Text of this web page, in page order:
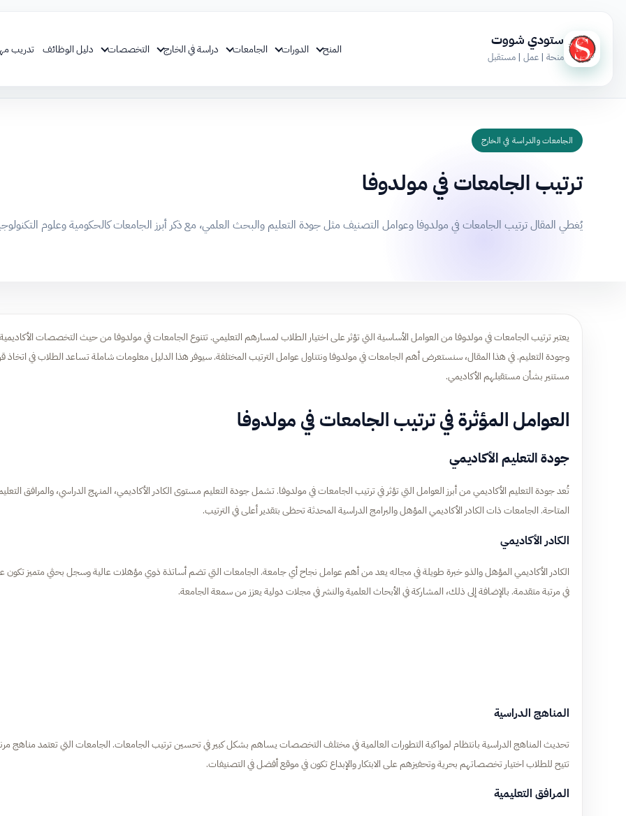
ستودي شووت
منحة | عمل | مستقبل
المنح الدورات الجامعات دراسة في الخارج التخصصات دليل الوظائف تدريب
الجامعات والدراسة في الخارج
ترتيب الجامعات في مولدوفا
يُغطي المقال ترتيب الجامعات في مولدوفا وعوامل التصنيف مثل جودة التعليم والبحث العلمي، مع ذكر أبرز الجامعات كالحكومية وعلوم
يعتبر ترتيب الجامعات في مولدوفا من العوامل الأساسية التي تؤثر على اختيار الطلاب لمسارهم التعليمي. تتنوع الجامعات في مولدوفا من حيث التخصصات الأكاديمية
وجودة التعليم. في هذا المقال، سنستعرض أهم الجامعات في مولدوفا ونتناول عوامل الترتيب المختلفة. سيوفر هذا الدليل معلومات شاملة تساعد الطلاب في اتخاذ
مستنير بشأن مستقبلهم الأكاديمي.
العوامل المؤثرة في ترتيب الجامعات في مولدوفا
جودة التعليم الأكاديمي
تُعد جودة التعليم الأكاديمي من أبرز العوامل التي تؤثر في ترتيب الجامعات في مولدوفا. تشمل جودة التعليم مستوى الكادر الأكاديمي، المنهج الدراسي، والمرافق
المتاحة. الجامعات ذات الكادر الأكاديمي المؤهل والبرامج الدراسية المحدثة تحظى بتقدير أعلى في الترتيب.
الكادر الأكاديمي
الكادر الأكاديمي المؤهل والذو خبرة طويلة في مجاله يعد من أهم عوامل نجاح أي جامعة. الجامعات التي تضم أساتذة ذوي مؤهلات عالية وسجل بحثي متميز تكون
في مرتبة متقدمة. بالإضافة إلى ذلك، المشاركة في الأبحاث العلمية والنشر في مجلات دولية يعزز من سمعة الجامعة.
المناهج الدراسية
تحديث المناهج الدراسية بانتظام لمواكبة التطورات العالمية في مختلف التخصصات يساهم بشكل كبير في تحسين ترتيب الجامعات. الجامعات التي تعتمد مناهج
تتيح للطلاب اختيار تخصصاتهم بحرية وتحفيزهم على الابتكار والإبداع تكون في موقع أفضل في التصنيفات.
المرافق التعليمية